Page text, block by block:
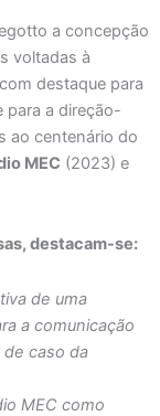
a concepção
voltadas à
destaque para
para a direção-
ao centenário do
MEC (2023) e
destacam-se:
de uma
a comunicação
de caso da
MEC como